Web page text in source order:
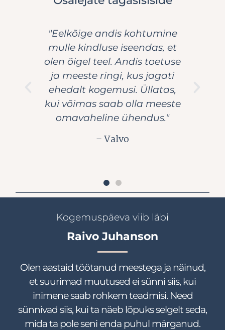
"Eelkõige andis kohtumine
mulle kindluse iseendas, et
olen õigel teel. Andis toetuse
ja meeste ringi, kus jagati
ehedalt kogemusi. Üllatas,
kui võimas saab olla meeste
omavaheline ühendus."
– Valvo
Kogemuspäeva viib läbi
Raivo Juhanson
Olen aastaid töötanud meestega ja näinud,
et suurimad muutused ei sünni siis, kui
inimene saab rohkem teadmisi. Need
sünnivad siis, kui ta näeb lõpuks selgelt seda,
mida ta pole seni enda puhul märganud.